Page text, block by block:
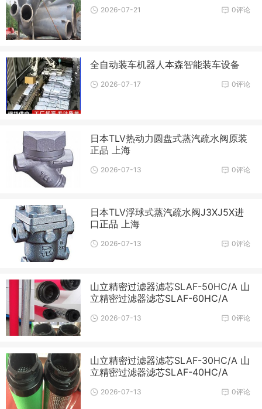
0评论
2026-07-21
全自动装车机器人本森智能装车设备
0评论
2026-07-17
日本TLV热动力圆盘式蒸汽疏水阀原装
正品 上海
0评论
2026-07-13
日本TLV浮球式蒸汽疏水阀J3XJ5X进
口正品 上海
0评论
2026-07-13
山立精密过滤器滤芯SLAF-50HC/A 山
立精密过滤器滤芯SLAF-60HC/A
0评论
2026-07-13
山立精密过滤器滤芯SLAF-30HC/A 山
立精密过滤器滤芯SLAF-40HC/A
0评论
2026-07-13